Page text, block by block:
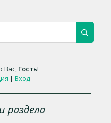
Вас, Гость!
| Вход
раздела